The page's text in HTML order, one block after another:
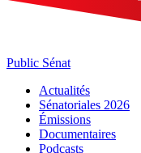
Public Sénat
Actualités
Sénatoriales 2026
Émissions
Documentaires
Podcasts